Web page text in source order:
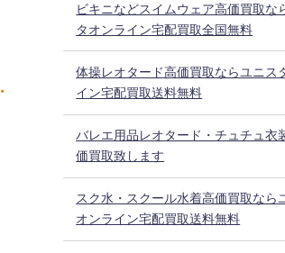
ビキニなどスイムウェア高価買取な
タオンライン宅配買取全国無料
体操レオタード高価買取ならユニス
イン宅配買取送料無料
バレエ用品レオタード・チュチュ衣
価買取致します
スク水・スクール水着高価買取なら
オンライン宅配買取送料無料